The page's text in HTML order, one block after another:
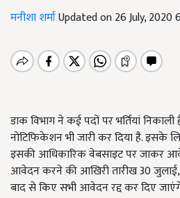
मनीशा शर्माUpdated on 26 July, 2020
डाक विभाग ने कई पदों पर भर्तियां
नोटिफिकेशन भी जारी कर दिया है. इसके
इसकी आधिकारिक वेबसाइट पर जाकर
आवेदन करने की आखिरी तारीख 30
बाद से किए सभी आवेदन रद्द कर दिए